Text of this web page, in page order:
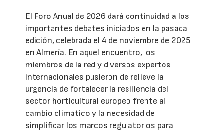
El Foro Anual de 2026 dará continuidad a los
importantes debates iniciados en la pasada
edición, celebrada el 4 de noviembre de 2025
en Almería. En aquel encuentro, los
miembros de la red y diversos expertos
internacionales pusieron de relieve la
urgencia de fortalecer la resiliencia del
sector horticultural europeo frente al
cambio climático y la necesidad de
simplificar los marcos regulatorios para